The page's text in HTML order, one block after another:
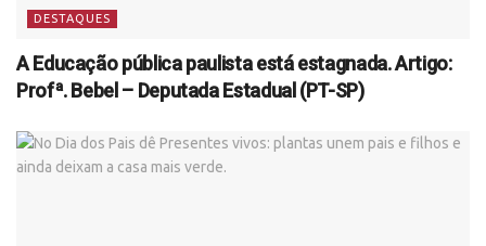
DESTAQUES
A Educação pública paulista está estagnada. Artigo:
Profª. Bebel – Deputada Estadual (PT-SP)